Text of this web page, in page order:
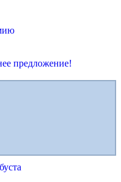
предложение!